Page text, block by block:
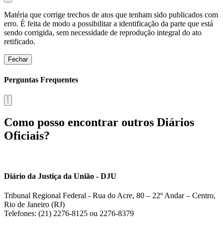
Matéria que corrige trechos de atos que tenham sido publicados com
erro. É feita de modo a possibilitar a identificação da parte que está
sendo corrigida, sem necessidade de reprodução integral do ato
retificado.
Fechar
Perguntas Frequentes
Como posso encontrar outros Diários
Oficiais?
Diário da Justiça da União - DJU
Tribunal Regional Federal - Rua do Acre, 80 – 22º Andar – Centro,
Rio de Janeiro (RJ)
Telefones: (21) 2276-8125 ou 2276-8379